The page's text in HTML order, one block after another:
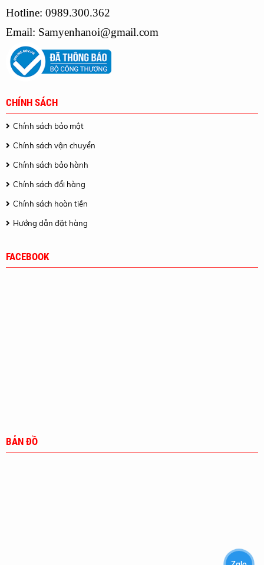
Hotline: 0989.300.362
Email: Samyenhanoi@gmail.com
CHÍNH SÁCH
Chính sách bảo mật
Chính sách vận chuyển
Chính sách bảo hành
Chính sách đổi hàng
Chính sách hoàn tiền
Hướng dẫn đặt hàng
FACEBOOK
BẢN ĐỒ